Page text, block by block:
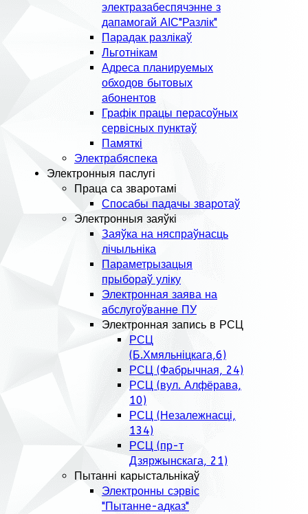
электразабеспячэнне з
дапамогай АІС"Разлік"
Парадак разлікаў
Льготнікам
Адреса планируемых
обходов бытовых
абонентов
Графік працы перасоўных
сервісных пунктаў
Памяткі
Электрабяспека
Электронныя паслугі
Праца са зваротамі
Спосабы падачы зваротаў
Электронныя заяўкі
Заяўка на няспраўнасць
лічыльніка
Параметрызацыя
прыбораў уліку
Электронная заява на
абслугоўванне ПУ
Электронная запись в РСЦ
РСЦ
(Б.Хмяльніцкага,6)
РСЦ (Фабрычная, 24)
РСЦ (вул. Алфёрава,
10)
РСЦ (Незалежнасці,
134)
РСЦ (пр-т
Дзяржынскага, 21)
Пытанні карыстальнікаў
Электронны сэрвіс
"Пытанне-адказ"